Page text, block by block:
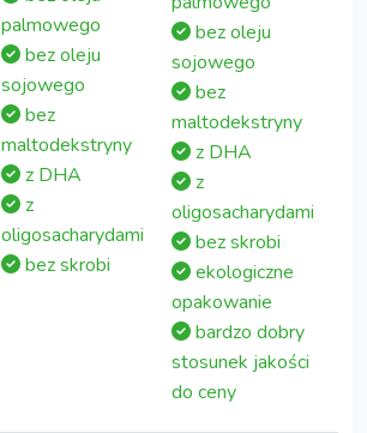
palmowego
bez oleju
sojowego
bez
maltodekstryny
z DHA
z
oligosacharydami
bez skrobi
bez oleju
sojowego
bez
maltodekstryny
z DHA
z
oligosacharydami
bez skrobi
ekologiczne
opakowanie
bardzo dobry
stosunek jakości
do ceny